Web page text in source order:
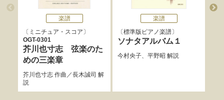
楽譜
ミニチュア・スコア
OGT-0301
芥川也寸志 弦楽のた
めの三楽章
芥川也寸志作曲／長木誠司 解
説
楽譜
標準版ピアノ楽譜
ソナタアルバム１
今村央子、 平野昭 解説